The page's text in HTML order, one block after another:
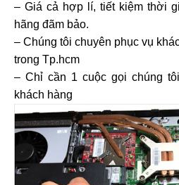
– Giá cả hợp lí, tiết kiệm thời
hãng đãm bảo.
– Chúng tôi chuyên phục vụ
trong Tp.hcm
– Chỉ cần 1 cuộc gọi chúng
khách hàng